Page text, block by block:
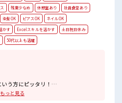
残業少なめ 休憩室あり
社員食堂あり
染髪OK ピアスOK
ネイルOK
かす
Excelスキルを活かす
土日祝日休み
50代以上も活躍
う方にピッタリ！
もっと見る